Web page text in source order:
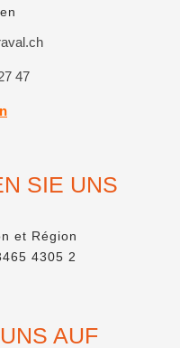
47
SIE UNS
et Région
4305 2
AUF